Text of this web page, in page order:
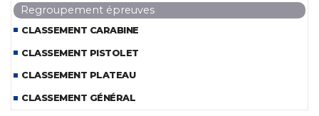
Regroupement épreuves
CLASSEMENT CARABINE
CLASSEMENT PISTOLET
CLASSEMENT PLATEAU
CLASSEMENT GÉNÉRAL